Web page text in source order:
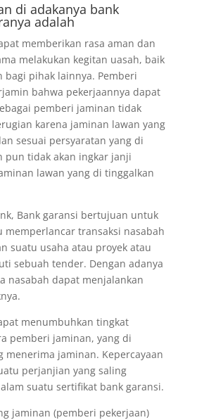
di adakanya bank
adalah
memberikan rasa aman dan
melakukan kegitan uasah, baik
bagi pihak lainnya. Pemberi
bahwa pekerjaannya dapat
pemberi jaminan tidak
karena jaminan lawan yang
sesuai persyaratan yang di
pun tidak akan ingkar janji
lawan yang di tinggalkan
Bank garansi bertujuan untuk
memperlancar transaksi nasabah
suatu usaha atau proyek atau
sebuah tender. Dengan adanya
nasabah dapat menjalankan
menumbuhkan tingkat
pemberi jaminan, yang di
menerima jaminan. Kepercayaan
perjanjian yang saling
suatu sertifikat bank garansi.
jaminan (pemberi pekerjaan)